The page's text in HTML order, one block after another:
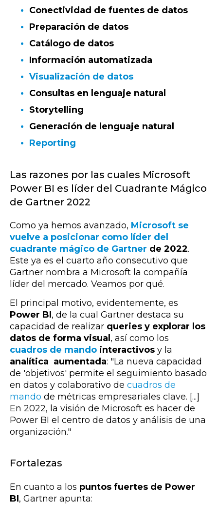
Conectividad de fuentes de datos
Preparación de datos
Catálogo de datos
Información automatizada
Visualización de datos
Consultas en lenguaje natural
Storytelling
Generación de lenguaje natural
Reporting
Las razones por las cuales Microsoft
Power BI es líder del Cuadrante Mágico
de Gartner 2022
Como ya hemos avanzado, Microsoft se
vuelve a posicionar como líder del
cuadrante mágico de Gartner de 2022.
Este ya es el cuarto año consecutivo que
Gartner nombra a Microsoft la compañía
líder del mercado. Veamos por qué.
El principal motivo, evidentemente, es
Power BI, de la cual Gartner destaca su
capacidad de realizar queries y explorar los
datos de forma visual , así como los
cuadros de mando interactivos y la
analítica aumentada: "La nueva capacidad
de 'objetivos' permite el seguimiento basado
en datos y colaborativo de cuadros de
mando de métricas empresariales clave. [...]
En 2022, la visión de Microsoft es hacer de
Power BI el centro de datos y análisis de una
organización."
Fortalezas
En cuanto a los puntos fuertes de Power
BI, Gartner apunta: